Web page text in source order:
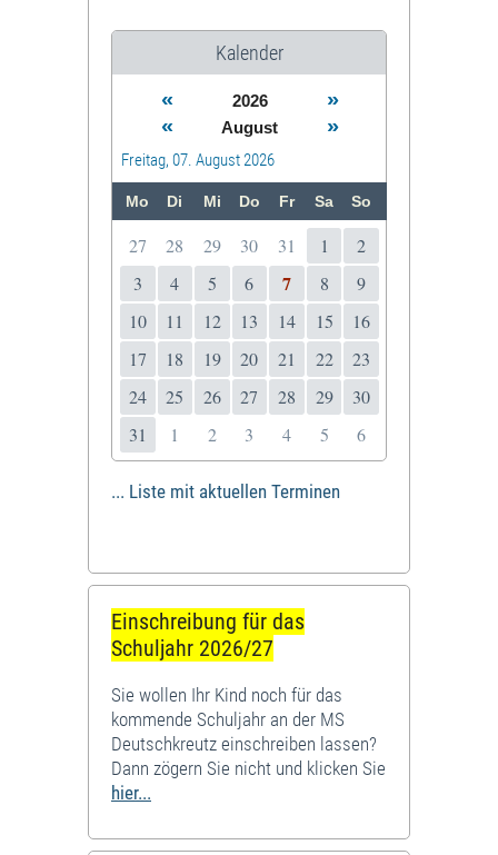
Kalender
« 2026
»
«
August »
Freitag, 07. August 2026
Mo Di Mi Do Fr Sa So
27 28 29 30 31 1
2
3
4 5 6 7 8
9
10
11 12 13 14 15
16
17
18 19 20 21 22
23
24
25 26 27 28 29
30
31
1 2 3 4 5 6
... Liste mit aktuellen Terminen
Einschreibung für das
Schuljahr 2026/27
Sie wollen Ihr Kind noch für das
kommende Schuljahr an der MS
Deutschkreutz einschreiben lassen?
Dann zögern Sie nicht und klicken Sie
hier...